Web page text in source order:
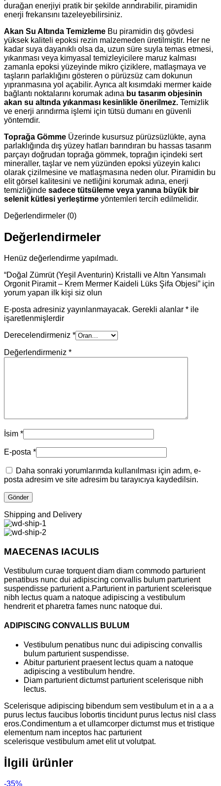
durağan enerjiyi pratik bir şekilde arındırabilir, piramidin
enerji frekansını tazeleyebilirsiniz.
Akan Su Altında Temizleme Bu piramidin dış gövdesi
yüksek kaliteli epoksi rezin malzemeden üretilmiştir. Her ne
kadar suya dayanıklı olsa da, uzun süre suyla temas etmesi,
yıkanması veya kimyasal temizleyicilere maruz kalması
zamanla epoksi yüzeyinde mikro çiziklere, matlaşmaya ve
taşların parlaklığını gösteren o pürüzsüz cam dokunun
yıpranmasına yol açabilir. Ayrıca alt kısımdaki mermer kaide
bağlantı noktalarını korumak adına bu tasarım objesinin
akan su altında yıkanması kesinlikle önerilmez. Temizlik
ve enerji arındırma işlemi için tütsü dumanı en güvenli
yöntemdir.
Toprağa Gömme Üzerinde kusursuz pürüzsüzlükte, ayna
parlaklığında dış yüzey hatları barındıran bu hassas tasarım
parçayı doğrudan toprağa gömmek, toprağın içindeki sert
mineraller, taşlar ve nem yüzünden epoksi yüzeyin kalıcı
olarak çizilmesine ve matlaşmasına neden olur. Piramidin bu
elit görsel kalitesini ve netliğini korumak adına, enerji
temizliğinde sadece tütsüleme veya yanına büyük bir
selenit kütlesi yerleştirme yöntemleri tercih edilmelidir.
Değerlendirmeler (0)
Değerlendirmeler
Henüz değerlendirme yapılmadı.
“Doğal Zümrüt (Yeşil Aventurin) Kristalli ve Altın Yansımalı
Orgonit Piramit – Krem Mermer Kaideli Lüks Şifa Objesi” için
yorum yapan ilk kişi siz olun
E-posta adresiniz yayınlanmayacak. Gerekli alanlar * ile
işaretlenmişlerdir
Derecelendirmeniz *
Değerlendirmeniz *
İsim *
E-posta *
Daha sonraki yorumlarımda kullanılması için adım, e-
posta adresim ve site adresim bu tarayıcıya kaydedilsin.
Shipping and Delivery
MAECENAS IACULIS
Vestibulum curae torquent diam diam commodo parturient
penatibus nunc dui adipiscing convallis bulum parturient
suspendisse parturient a.Parturient in parturient scelerisque
nibh lectus quam a natoque adipiscing a vestibulum
hendrerit et pharetra fames nunc natoque dui.
ADIPISCING CONVALLIS BULUM
Vestibulum penatibus nunc dui adipiscing convallis
bulum parturient suspendisse.
Abitur parturient praesent lectus quam a natoque
adipiscing a vestibulum hendre.
Diam parturient dictumst parturient scelerisque nibh
lectus.
Scelerisque adipiscing bibendum sem vestibulum et in a a a
purus lectus faucibus lobortis tincidunt purus lectus nisl class
eros.Condimentum a et ullamcorper dictumst mus et tristique
elementum nam inceptos hac parturient
scelerisque vestibulum amet elit ut volutpat.
İlgili ürünler
-35%